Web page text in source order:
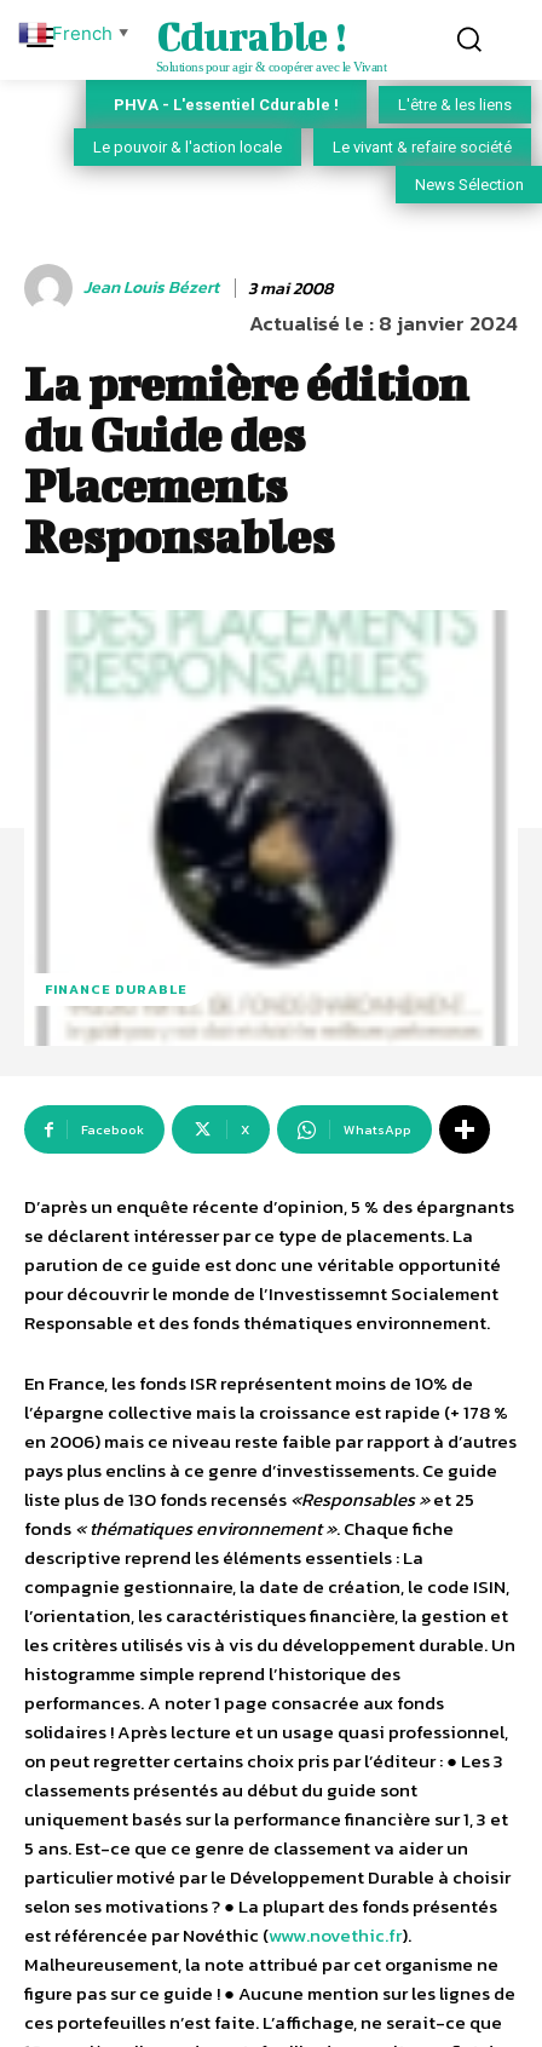
Cdurable !
Solutions pour agir & coopérer avec le Vivant
PHVA - L'essentiel Cdurable ! L'être & les liens
Le pouvoir & l'action locale Le vivant & refaire société
News Sélection
Jean Louis Bézert 3 mai 2008
Actualisé le :8 janvier 2024
La première édition
du Guide des
Placements
Responsables
FINANCE DURABLE
Facebook X WhatsApp
D’après un enquête récente d’opinion, 5 % des épargnants
se déclarent intéresser par ce type de placements. La
parution de ce guide est donc une véritable opportunité
pour découvrir le monde de l’Investissemnt Socialement
Responsable et des fonds thématiques environnement.
En France, les fonds ISR représentent moins de 10% de
l’épargne collective mais la croissance est rapide (+ 178 %
en 2006) mais ce niveau reste faible par rapport à d’autres
pays plus enclins à ce genre d’investissements. Ce guide
liste plus de 130 fonds recensés«Responsables »et 25
fonds« thématiques environnement ». Chaque fiche
descriptive reprend les éléments essentiels : La
compagnie gestionnaire, la date de création, le code ISIN,
l’orientation, les caractéristiques financière, la gestion et
les critères utilisés vis à vis du développement durable. Un
histogramme simple reprend l’historique des
performances. A noter 1 page consacrée aux fonds
solidaires ! Après lecture et un usage quasi professionnel,
on peut regretter certains choix pris par l’éditeur : ● Les 3
classements présentés au début du guide sont
uniquement basés sur la performance financière sur 1, 3 et
5 ans. Est-ce que ce genre de classement va aider un
particulier motivé par le Développement Durable à choisir
selon ses motivations ? ● La plupart des fonds présentés
est référencée par Novéthic (www.novethic.fr).
Malheureusement, la note attribué par cet organisme ne
figure pas sur ce guide ! ● Aucune mention sur les lignes de
ces portefeuilles n’est faite. L’affichage, ne serait-ce que
French ▼